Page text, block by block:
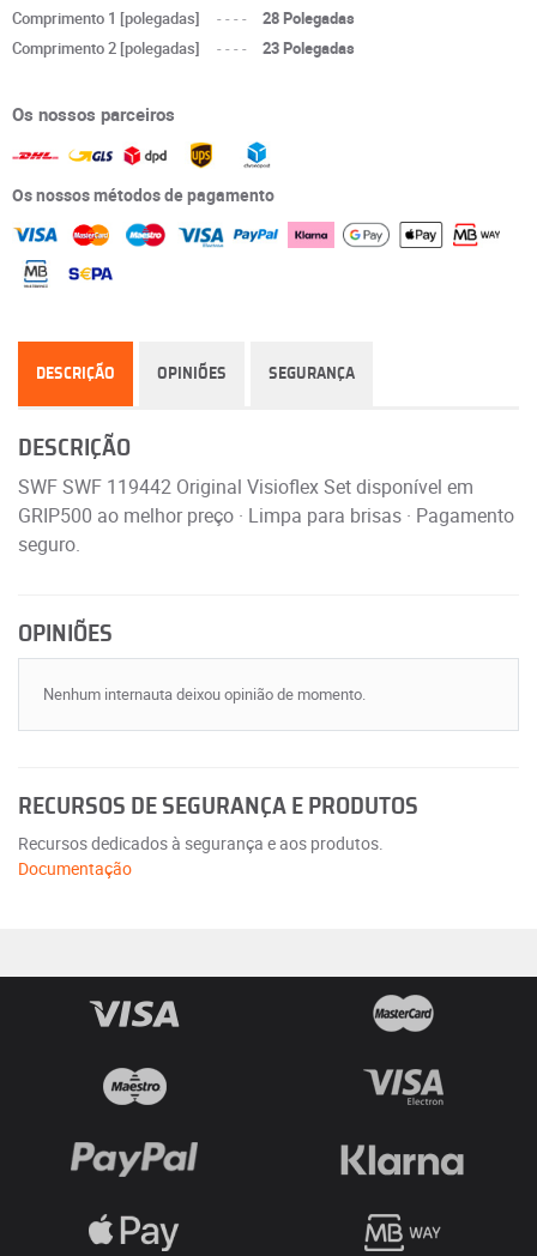
Comprimento 1 [polegadas]
----
28 Polegadas
Comprimento 2 [polegadas]
---- 23 Polegadas
Os nossos parceiros
Os nossos métodos de pagamento
DESCRIÇÃO OPINIÕES SEGURANÇA
DESCRIÇÃO
SWF SWF 119442 Original Visioflex Set disponível em
GRIP500 ao melhor preço · Limpa para brisas · Pagamento
seguro.
OPINIÕES
Nenhum internauta deixou opinião de momento.
RECURSOS DE SEGURANÇA E PRODUTOS
Recursos dedicados à segurança e aos produtos.
Documentação